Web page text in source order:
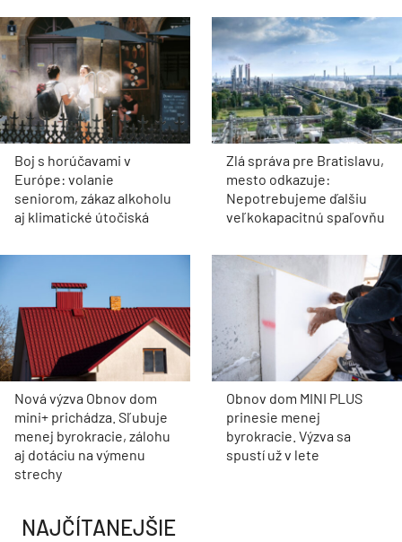
Boj s horúčavami v
Európe: volanie
seniorom, zákaz alkoholu
aj klimatické útočiská
Zlá správa pre Bratislavu,
mesto odkazuje:
Nepotrebujeme ďalšiu
veľkokapacitnú spaľovňu
Nová výzva Obnov dom
mini+ prichádza. Sľubuje
menej byrokracie, zálohu
aj dotáciu na výmenu
strechy
Obnov dom MINI PLUS
prinesie menej
byrokracie. Výzva sa
spustí už v lete
NAJČÍTANEJŠIE